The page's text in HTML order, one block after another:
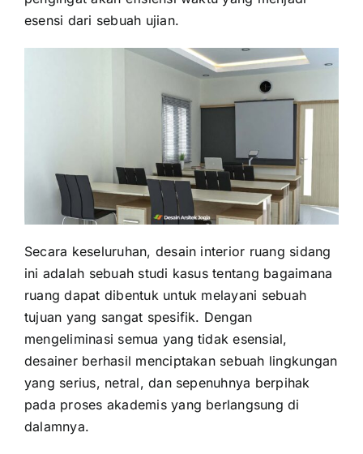
esensi dari sebuah ujian.
Secara keseluruhan, desain interior ruang sidang
ini adalah sebuah studi kasus tentang bagaimana
ruang dapat dibentuk untuk melayani sebuah
tujuan yang sangat spesifik. Dengan
mengeliminasi semua yang tidak esensial,
desainer berhasil menciptakan sebuah lingkungan
yang serius, netral, dan sepenuhnya berpihak
pada proses akademis yang berlangsung di
dalamnya.